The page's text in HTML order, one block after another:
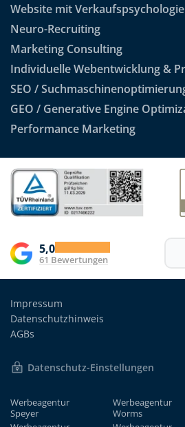
Website mit Verkaufspsychologie
Neuro-Recruiting
Marketing Consulting
Individuelle Webentwicklung &
SEO /
GEO / Generative Engine
Performance Marketing
5,0
61 Bewertungen
Impressum
Datenschutzhinweis
AGBs
Datenschutz-Einstellungen
Werbeagentur
Speyer
Werbeagentur
Worms